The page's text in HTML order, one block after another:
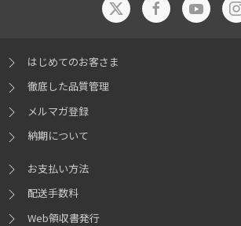
はじめてのお客さま
徹底した品質管理
メルマガ登録
納期について
お支払い方法
配送手数料
Web領収書発行